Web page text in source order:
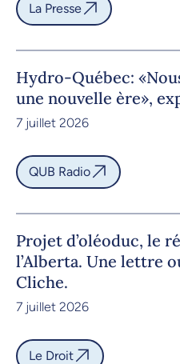
La Presse
Hydro-Québec:
une nouvelle ère»,
7 juillet 2026
QUB Radio
Projet d’oléoduc, le
l’Alberta. Une lettre
Cliche.
7 juillet 2026
Le Droit